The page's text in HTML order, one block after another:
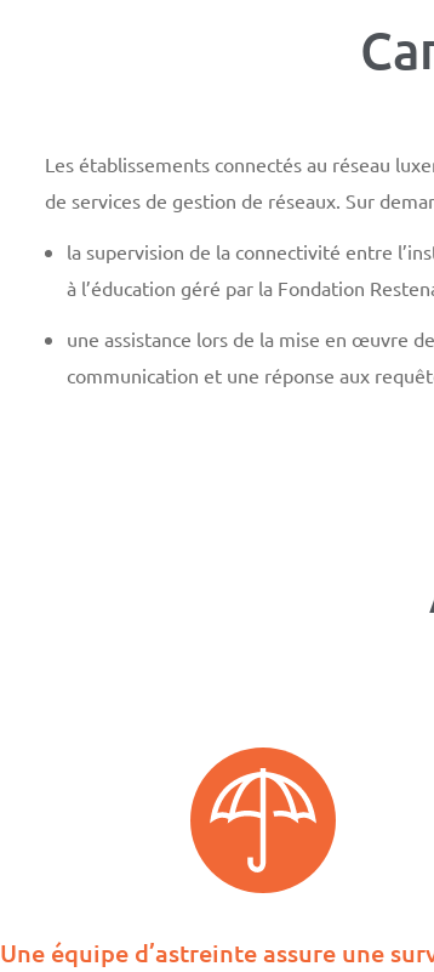
Les établissements connectés au réseau
de services de gestion de réseaux. Sur
la supervision de la connectivité entre
à l’éducation géré par la Fondation
une assistance lors de la mise en œuvre
communication et une réponse aux
Une équipe d’astreinte assure une